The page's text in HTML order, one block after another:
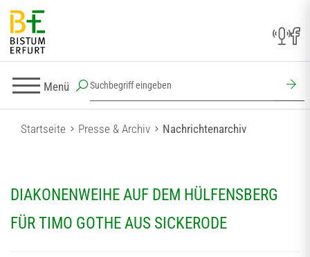
Menü
Startseite Presse & Archiv Nachrichtenarchiv
DIAKONENWEIHE AUF DEM HÜLFENSBERG
FÜR TIMO GOTHE AUS SICKERODE